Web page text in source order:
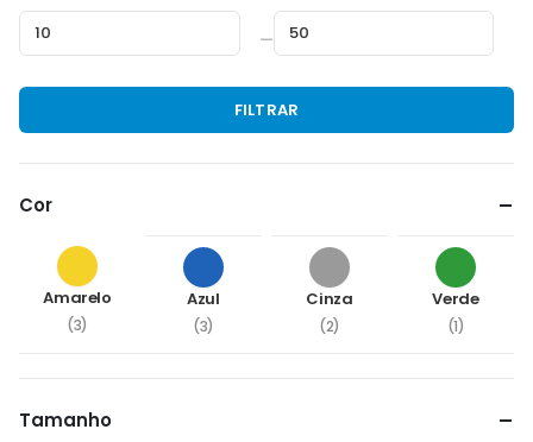
Preço
Preço
—
FILTRAR
Cor
Amarelo
(3)
Azul
(3)
Cinza
(2)
Verde
(1)
Tamanho